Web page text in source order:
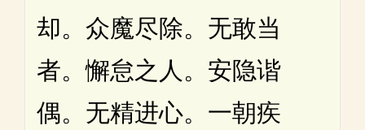
却。众魔尽除。无敢当
者。懈怠之人。安隐谐
偶。无精进心。一朝疾